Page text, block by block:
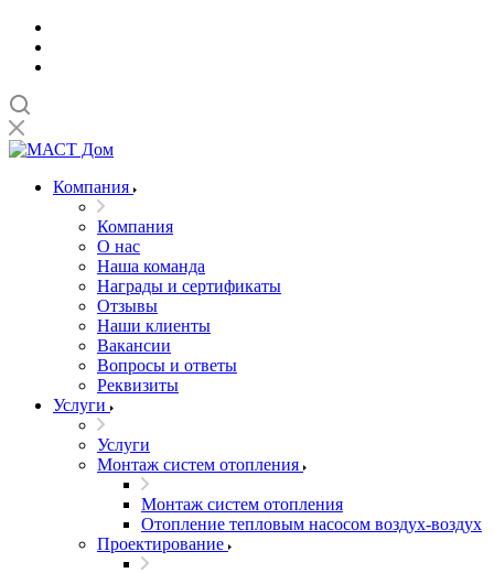
Компания
Компания
О нас
Наша команда
Награды и сертификаты
Отзывы
Наши клиенты
Вакансии
Вопросы и ответы
Реквизиты
Услуги
Услуги
Монтаж систем отопления
Монтаж систем отопления
Отопление тепловым насосом воздух-воздух
Проектирование